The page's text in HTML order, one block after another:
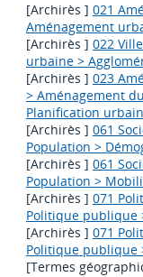
[Archirès ] 021
Aménagement
[Archirès ] 022
urbaine >
[Archirès ] 023
> Aménagement
Planification
[Archirès ] 061
Population >
[Archirès ] 061
Population >
[Archirès ] 071
Politique publique
[Archirès ] 071
Politique publique
[Termes